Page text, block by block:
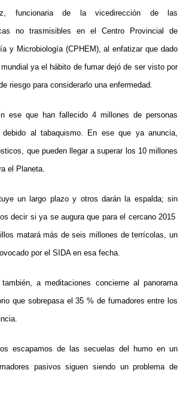
funcionaria de la vicedirección de las
no trasmisibles en el Centro Provincial de
y Microbiología (CPHEM), al enfatizar que dado
ya el hábito de fumar dejó de ser visto por
riesgo para considerarlo una enfermedad.
ese que han fallecido 4 millones de personas
al tabaquismo. En ese que ya anuncia,
que pueden llegar a superar los 10 millones
el Planeta.
un largo plazo y otros darán la espalda; sin
decir si ya se augura que para el cercano 2015
matará más de seis millones de terrícolas, un
por el SIDA en esa fecha.
a meditaciones concierne al panorama
que sobrepasa el 35 % de fumadores entre los
escapamos de las secuelas del humo en un
pasivos siguen siendo un problema de